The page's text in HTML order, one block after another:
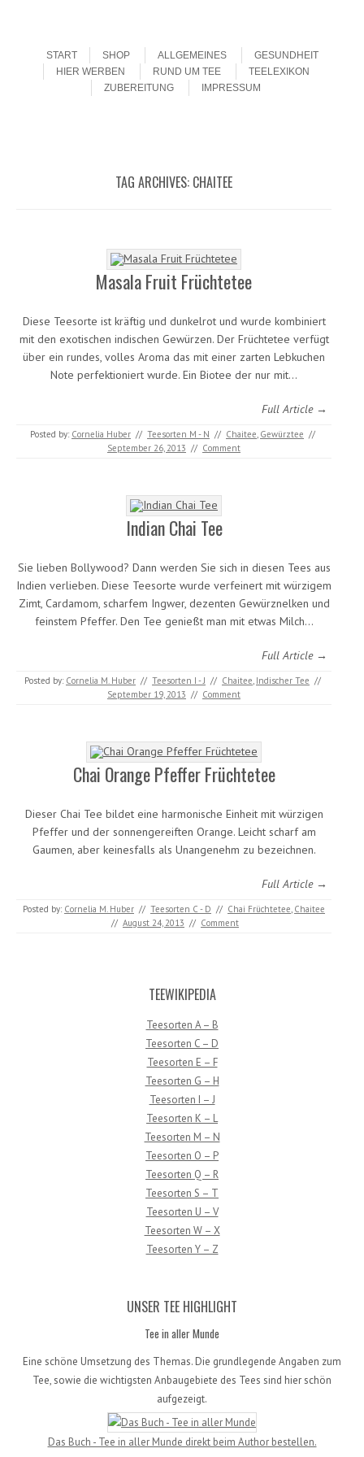
START
SHOP ALLGEMEINES
GESUNDHEIT
HIER WERBEN
RUND UM TEE
TEELEXIKON
ZUBEREITUNG
IMPRESSUM
TAG ARCHIVES: CHAITEE
Masala Fruit Früchtetee
Diese Teesorte ist kräftig und dunkelrot und wurde kombiniert
mit den exotischen indischen Gewürzen. Der Früchtetee verfügt
über ein rundes, volles Aroma das mit einer zarten Lebkuchen
Note perfektioniert wurde. Ein Biotee der nur mit…
Full Article →
Posted by: Cornelia Huber // Teesorten M - N // Chaitee, Gewürztee //
September 26, 2013 // Comment
Indian Chai Tee
Sie lieben Bollywood? Dann werden Sie sich in diesen Tees aus
Indien verlieben. Diese Teesorte wurde verfeinert mit würzigem
Zimt, Cardamom, scharfem Ingwer, dezenten Gewürznelken und
feinstem Pfeffer. Den Tee genießt man mit etwas Milch…
Full Article →
Posted by: Cornelia M. Huber // Teesorten I - J // Chaitee, Indischer Tee //
September 19, 2013 // Comment
Chai Orange Pfeffer Früchtetee
Dieser Chai Tee bildet eine harmonische Einheit mit würzigen
Pfeffer und der sonnengereiften Orange. Leicht scharf am
Gaumen, aber keinesfalls als Unangenehm zu bezeichnen.
Full Article →
Posted by: Cornelia M. Huber // Teesorten C - D // Chai Früchtetee, Chaitee
// August 24, 2013 // Comment
TEEWIKIPEDIA
Teesorten A – B
Teesorten C – D
Teesorten E – F
Teesorten G – H
Teesorten I – J
Teesorten K – L
Teesorten M – N
Teesorten O – P
Teesorten Q – R
Teesorten S – T
Teesorten U – V
Teesorten W – X
Teesorten Y – Z
UNSER TEE HIGHLIGHT
Tee in aller Munde
Eine schöne Umsetzung des Themas. Die grundlegende Angaben zum
Tee, sowie die wichtigsten Anbaugebiete des Tees sind hier schön
aufgezeigt.
Das Buch - Tee in aller Munde direkt beim Author bestellen.